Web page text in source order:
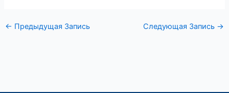
← Предыдущая Запись Следующая Запись →